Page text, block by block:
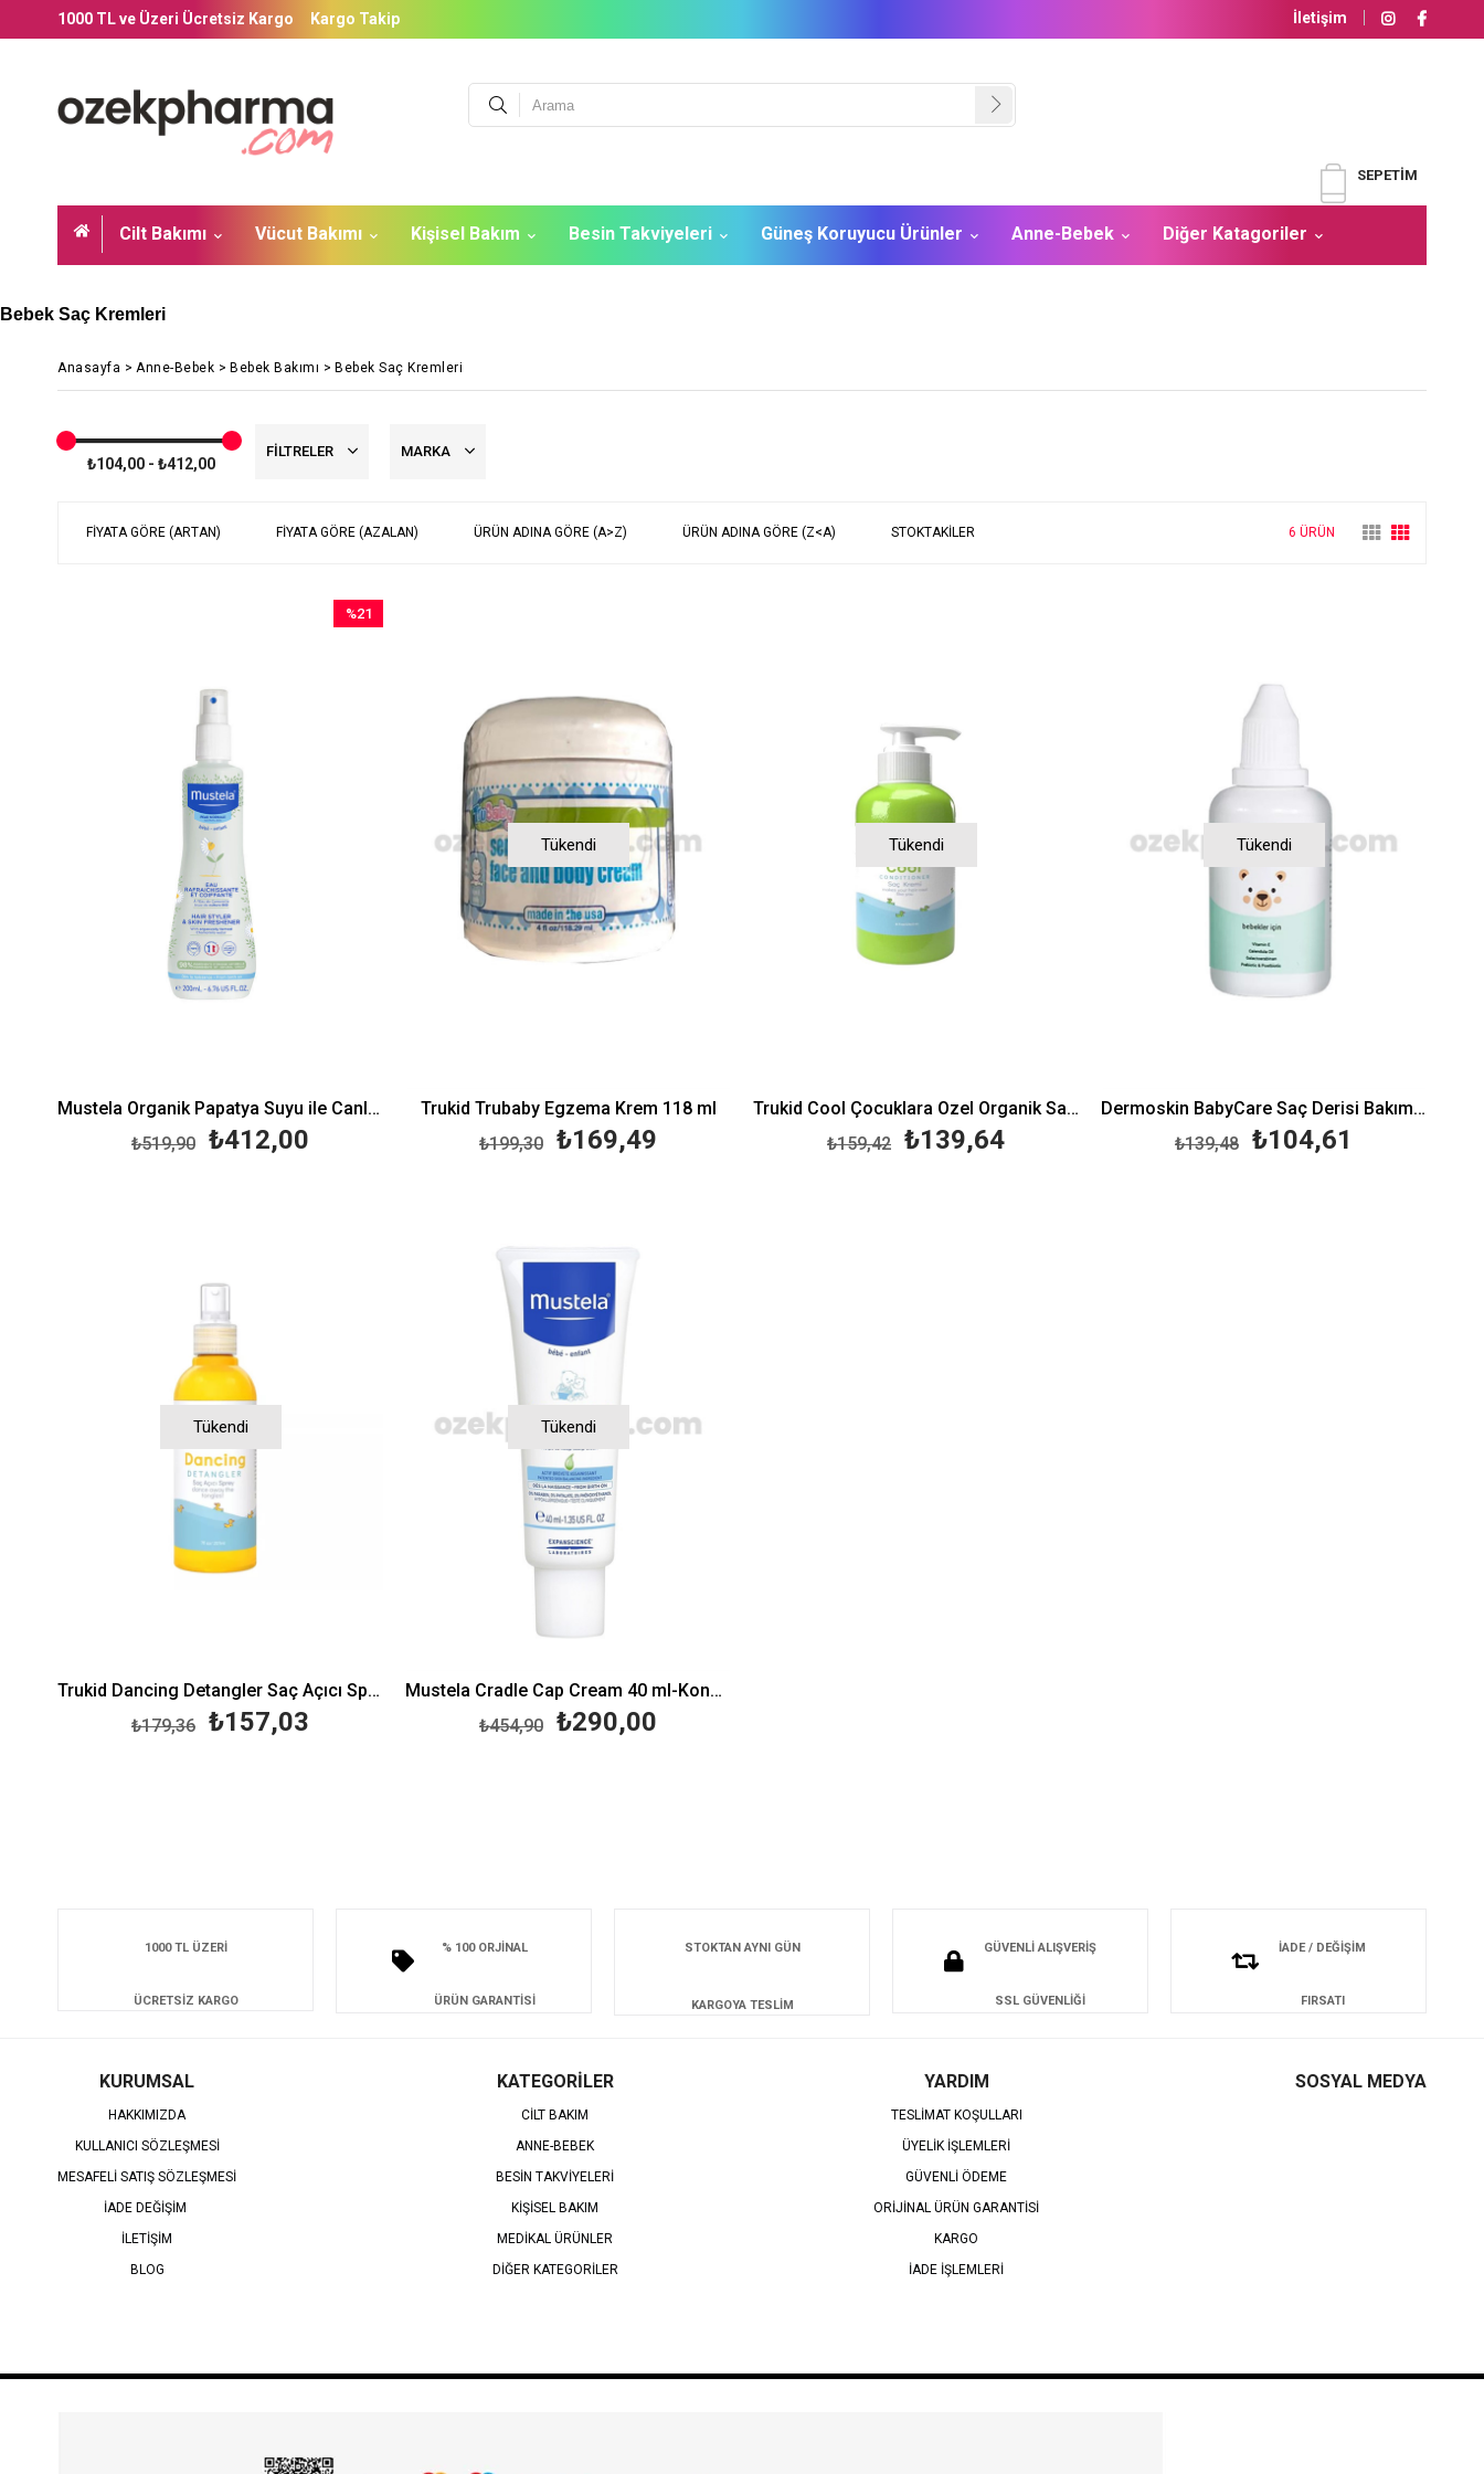
1000 TL ve Üzeri Ücretsiz Kargo Kargo Takip İletişim
SEPETIM
Cilt Bakımı Vücut Bakımı Kişisel Bakım Besin Takviyeleri Güneş Koruyucu Ürünler Anne-Bebek Diğer Katagoriler
Bebek Saç Kremleri
Anasayfa > Anne-Bebek > Bebek Bakımı > Bebek Saç Kremleri
₺104,00 - ₺412,00
FILTRELER MARKA
FIYATA GÖRE (ARTAN) FIYATA GÖRE (AZALAN) ÜRÜN ADINA GÖRE (A>Z) ÜRÜN ADINA GÖRE (Z<A) STOKTAKILER 6 ÜRÜN
Mustela Organik Papatya Suyu ile Canlandırıcı ve Şekillendirici Sprey 200 ml
₺412,00
₺519,90
%21
Tükendi
Trukid Trubaby Egzema Krem 118 ml
₺169,49
₺199,30
Tükendi
Trukid Cool Çocuklara Özel Organik Saç Kremi 236 ml
₺139,64
₺159,42
Tükendi
Dermoskin BabyCare Saç Derisi Bakım Losyonu 50 ml-Konak
₺104,61
₺139,48
Tükendi
Trukid Dancing Detangler Saç Açıcı Sprey 207 ml
₺157,03
₺179,36
Tükendi
Mustela Cradle Cap Cream 40 ml-Konak Kremi
₺290,00
₺454,90
1000 TL ÜZERİ
ÜCRETSİZ KARGO
% 100 ORJİNAL
ÜRÜN GARANTİSİ
STOKTAN AYNI GÜN
KARGOYA TESLİM
GÜVENLİ ALIŞVERİŞ
SSL GÜVENLİĞİ
İADE / DEĞİŞİM
FIRSATI
KURUMSAL
HAKKIMIZDA
KULLANICI SÖZLEŞMESİ
MESAFELİ SATIŞ SÖZLEŞMESİ
İADE DEĞİŞİM
İLETİŞİM
BLOG
KATEGORİLER
CİLT BAKIM
ANNE-BEBEK
BESİN TAKVİYELERİ
KİŞİSEL BAKIM
MEDİKAL ÜRÜNLER
DİĞER KATEGORİLER
YARDIM
TESLİMAT KOŞULLARI
ÜYELİK İŞLEMLERİ
GÜVENLİ ÖDEME
ORİJİNAL ÜRÜN GARANTİSİ
KARGO
İADE İŞLEMLERİ
SOSYAL MEDYA